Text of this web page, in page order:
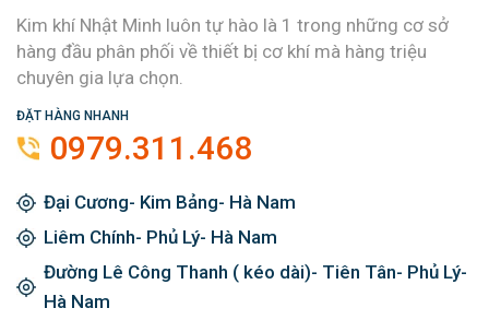
Kim khí Nhật Minh luôn tự hào là 1 trong những cơ sở
hàng đầu phân phối về thiết bị cơ khí mà hàng triệu
chuyên gia lựa chọn.
ĐẶT HÀNG NHANH
0979.311.468
Đại Cương- Kim Bảng- Hà Nam
Liêm Chính- Phủ Lý- Hà Nam
Đường Lê Công Thanh ( kéo dài)- Tiên Tân- Phủ Lý-
Hà Nam